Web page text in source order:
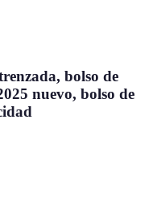
bolso de
nuevo, bolso de